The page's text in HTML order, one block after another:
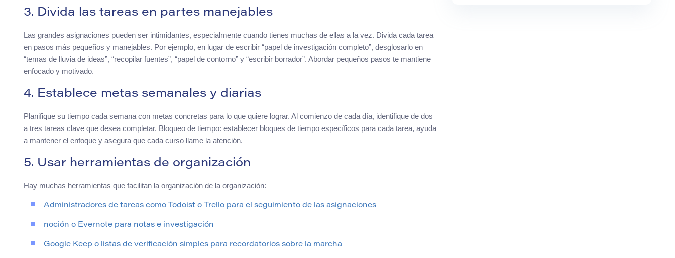
3. Divida las tareas en partes manejables
Las grandes asignaciones pueden ser intimidantes, especialmente cuando tienes muchas de ellas a la vez. Divida cada tarea
en pasos más pequeños y manejables. Por ejemplo, en lugar de escribir “papel de investigación completo”, desglosarlo en
“temas de lluvia de ideas”, “recopilar fuentes”, “papel de contorno” y “escribir borrador”. Abordar pequeños pasos te mantiene
enfocado y motivado.
4. Establece metas semanales y diarias
Planifique su tiempo cada semana con metas concretas para lo que quiere lograr. Al comienzo de cada día, identifique de dos
a tres tareas clave que desea completar. Bloqueo de tiempo: establecer bloques de tiempo específicos para cada tarea, ayuda
a mantener el enfoque y asegura que cada curso llame la atención.
5. Usar herramientas de organización
Hay muchas herramientas que facilitan la organización de la organización:
Administradores de tareas como Todoist o Trello para el seguimiento de las asignaciones
noción o Evernote para notas e investigación
Google Keep o listas de verificación simples para recordatorios sobre la marcha